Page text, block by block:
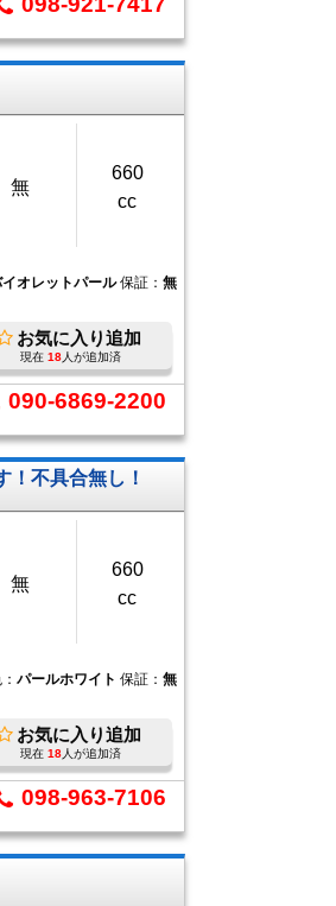
無
660
cc
オレットパール 保証： 無
お気に入り追加
現在 18人が追加済
090-6869-2200
不具合無し！
無
660
cc
パールホワイト 保証： 無
お気に入り追加
現在 18人が追加済
098-963-7106